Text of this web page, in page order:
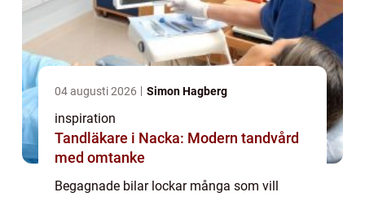
04 augusti 2026 Simon Hagberg
inspiration
Tandläkare i Nacka: Modern tandvård
med omtanke
Begagnade bilar lockar många som vill